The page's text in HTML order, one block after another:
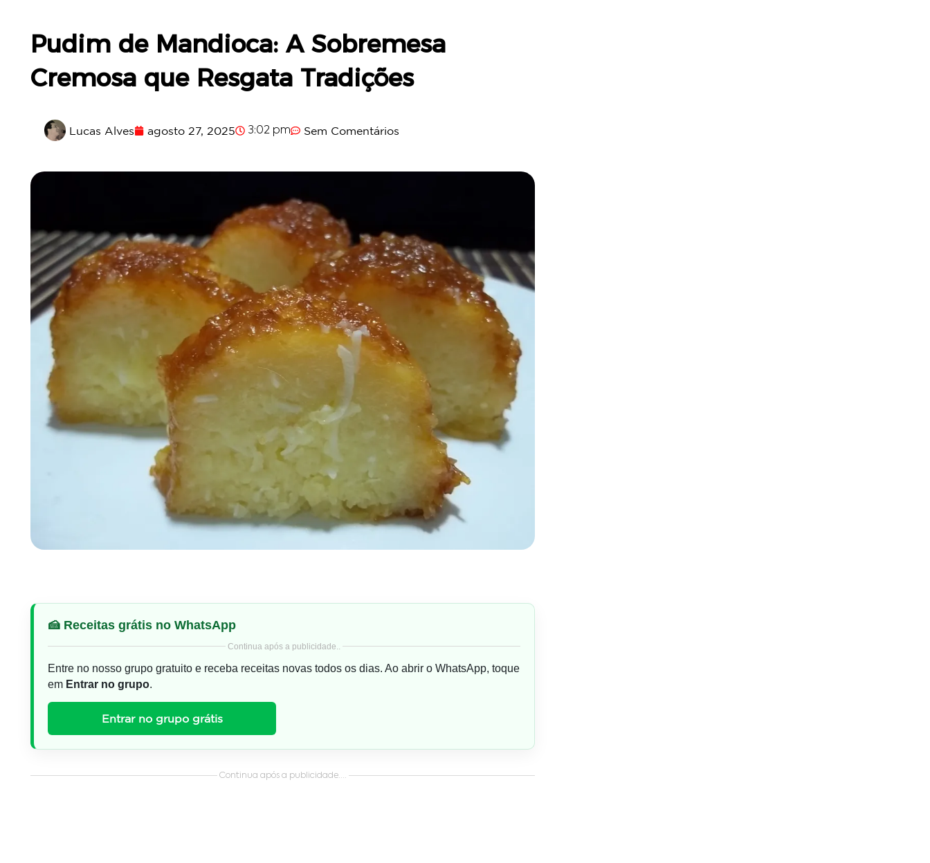
Pudim de Mandioca: A Sobremesa
Cremosa que Resgata Tradições
Lucas Alves agosto 27, 2025 3:02 pm Sem Comentários
🍰 Receitas grátis no WhatsApp
Continua após a publicidade..
Entre no nosso grupo gratuito e receba receitas novas todos os dias. Ao abrir o WhatsApp, toque
em Entrar no grupo.
Entrar no grupo grátis
Continua após a publicidade....